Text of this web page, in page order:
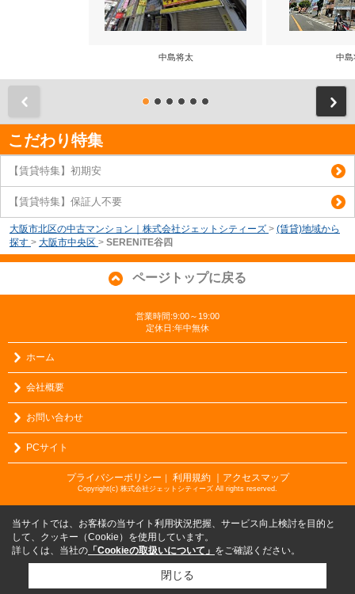
中島将太 中島
こだわり特集
【賃貸特集】初期安
【賃貸特集】保証人不要
大阪市北区の中古マンション｜株式会社ジェットシティーズ > (賃貸)地域から
探す > 大阪市中央区 > SERENiTE谷四
ページトップに戻る
営業時間:9:00～19:00
定休日:年中無休
ホーム
会社概要
お問い合わせ
PCサイト
プライバシーポリシー 利用規約 ｜アクセスマップ
Copyright(c) 株式会社ジェットシティーズ All rights reserved.
当サイトでは、お客様の当サイト利用状況把握、サービス向上検討を目的と
して、クッキー（Cookie）を使用しています。
詳しくは、当社の 「Cookieの取扱いについて」 をご確認ください。
閉じる